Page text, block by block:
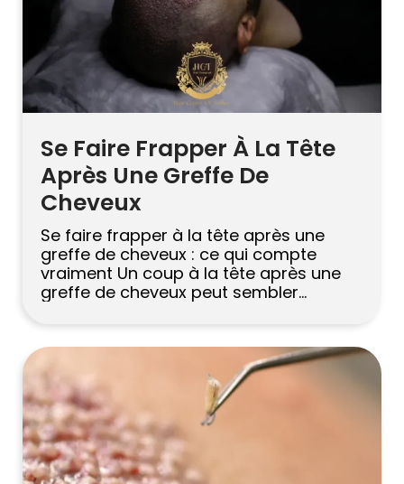
Se Faire Frapper À La Tête
Après Une Greffe De
Cheveux
Se faire frapper à la tête après une
greffe de cheveux : ce qui compte
vraiment Un coup à la tête après une
greffe de cheveux peut sembler
lorsque chaque petite sensation
semble chargée de sens. La partie
importante est le timing. Au début de la
guérison, les greffons continuent […]